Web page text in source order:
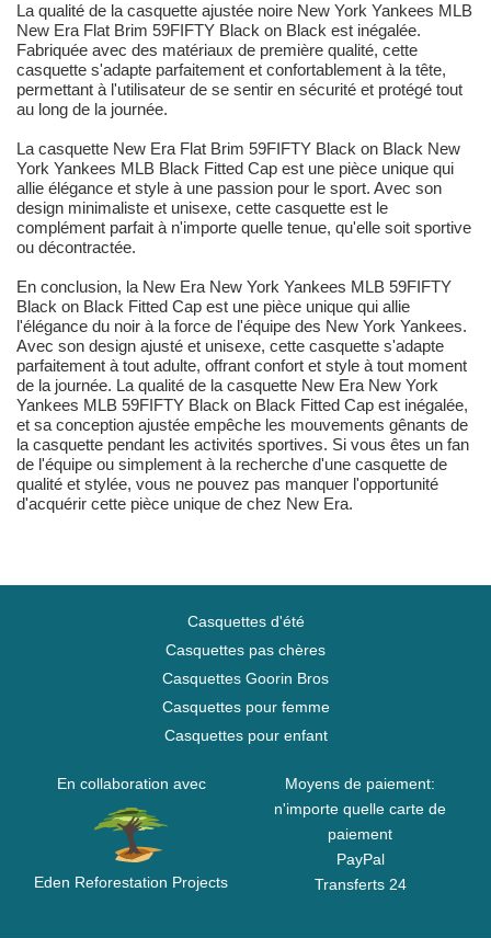
La qualité de la casquette ajustée noire New York Yankees MLB
New Era Flat Brim 59FIFTY Black on Black est inégalée.
Fabriquée avec des matériaux de première qualité, cette
casquette s'adapte parfaitement et confortablement à la tête,
permettant à l'utilisateur de se sentir en sécurité et protégé tout
au long de la journée.
La casquette New Era Flat Brim 59FIFTY Black on Black New
York Yankees MLB Black Fitted Cap est une pièce unique qui
allie élégance et style à une passion pour le sport. Avec son
design minimaliste et unisexe, cette casquette est le
complément parfait à n'importe quelle tenue, qu'elle soit sportive
ou décontractée.
En conclusion, la New Era New York Yankees MLB 59FIFTY
Black on Black Fitted Cap est une pièce unique qui allie
l'élégance du noir à la force de l'équipe des New York Yankees.
Avec son design ajusté et unisexe, cette casquette s'adapte
parfaitement à tout adulte, offrant confort et style à tout moment
de la journée. La qualité de la casquette New Era New York
Yankees MLB 59FIFTY Black on Black Fitted Cap est inégalée,
et sa conception ajustée empêche les mouvements gênants de
la casquette pendant les activités sportives. Si vous êtes un fan
de l'équipe ou simplement à la recherche d'une casquette de
qualité et stylée, vous ne pouvez pas manquer l'opportunité
d'acquérir cette pièce unique de chez New Era.
Casquettes d'été
Casquettes pas chères
Casquettes Goorin Bros
Casquettes pour femme
Casquettes pour enfant
En collaboration avec
Eden Reforestation Projects
Moyens de paiement:
n'importe quelle carte de
paiement
PayPal
Transferts 24